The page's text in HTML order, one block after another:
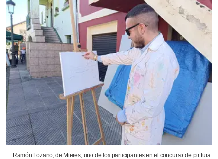
Ramón Lozano, de Mieres, uno de los participantes en el concurso de pintura.